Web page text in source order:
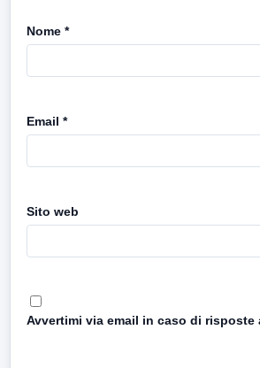
Nome *
Email *
Sito web
Avvertimi via email in caso di risposte